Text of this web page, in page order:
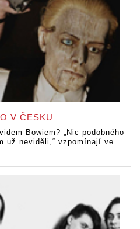
V ČESKU
Bowiem? „Nic podobného
už neviděli,“ vzpomínají ve